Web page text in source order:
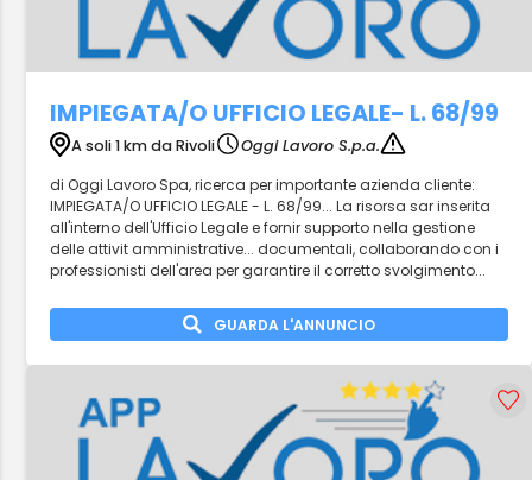
IMPIEGATA/O UFFICIO LEGALE- L. 68/99
A soli 1 km da Rivoli
Oggi Lavoro S.p.a.
di Oggi Lavoro Spa, ricerca per importante azienda cliente:
IMPIEGATA/O UFFICIO LEGALE - L. 68/99... La risorsa sar inserita
all'interno dell'Ufficio Legale e fornir supporto nella gestione
delle attivit amministrative... documentali, collaborando con i
professionisti dell'area per garantire il corretto svolgimento...
GUARDA L'ANNUNCIO